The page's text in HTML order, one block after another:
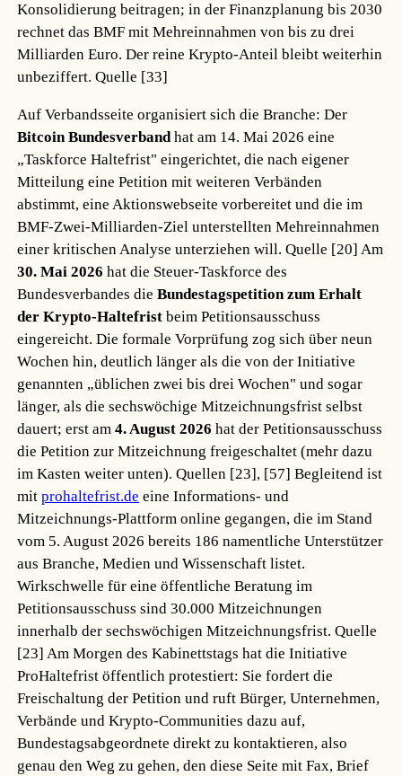
Konsolidierung beitragen; in der Finanzplanung bis 2030
rechnet das BMF mit Mehreinnahmen von bis zu drei
Milliarden Euro. Der reine Krypto-Anteil bleibt weiterhin
unbeziffert.Quelle [33]
Auf Verbandsseite organisiert sich die Branche: Der
Bitcoin Bundesverbandhat am 14. Mai 2026 eine
„Taskforce Haltefrist" eingerichtet, die nach eigener
Mitteilung eine Petition mit weiteren Verbänden
abstimmt, eine Aktionswebseite vorbereitet und die im
BMF-Zwei-Milliarden-Ziel unterstellten Mehreinnahmen
einer kritischen Analyse unterziehen will.Quelle [20] Am
30. Mai 2026 hat die Steuer-Taskforce des
Bundesverbandes dieBundestagspetition zum Erhalt
der Krypto-Haltefrist beim Petitionsausschuss
eingereicht. Die formale Vorprüfung zog sich über neun
Wochen hin, deutlich länger als die von der Initiative
genannten „üblichen zwei bis drei Wochen" und sogar
länger, als die sechswöchige Mitzeichnungsfrist selbst
dauert; erst am4. August 2026 hat der Petitionsausschuss
die Petition zur Mitzeichnung freigeschaltet (mehr dazu
im Kasten weiter unten).Quellen [23], [57] Begleitend ist
mitprohaltefrist.de eine Informations- und
Mitzeichnungs-Plattform online gegangen, die im Stand
vom 5. August 2026 bereits 186 namentliche Unterstützer
aus Branche, Medien und Wissenschaft listet.
Wirkschwelle für eine öffentliche Beratung im
Petitionsausschuss sind 30.000 Mitzeichnungen
innerhalb der sechswöchigen Mitzeichnungsfrist.Quelle
[23] Am Morgen des Kabinettstags hat die Initiative
ProHaltefrist öffentlich protestiert: Sie fordert die
Freischaltung der Petition und ruft Bürger, Unternehmen,
Verbände und Krypto-Communities dazu auf,
Bundestagsabgeordnete direkt zu kontaktieren, also
genau den Weg zu gehen, den diese Seite mit Fax, Brief